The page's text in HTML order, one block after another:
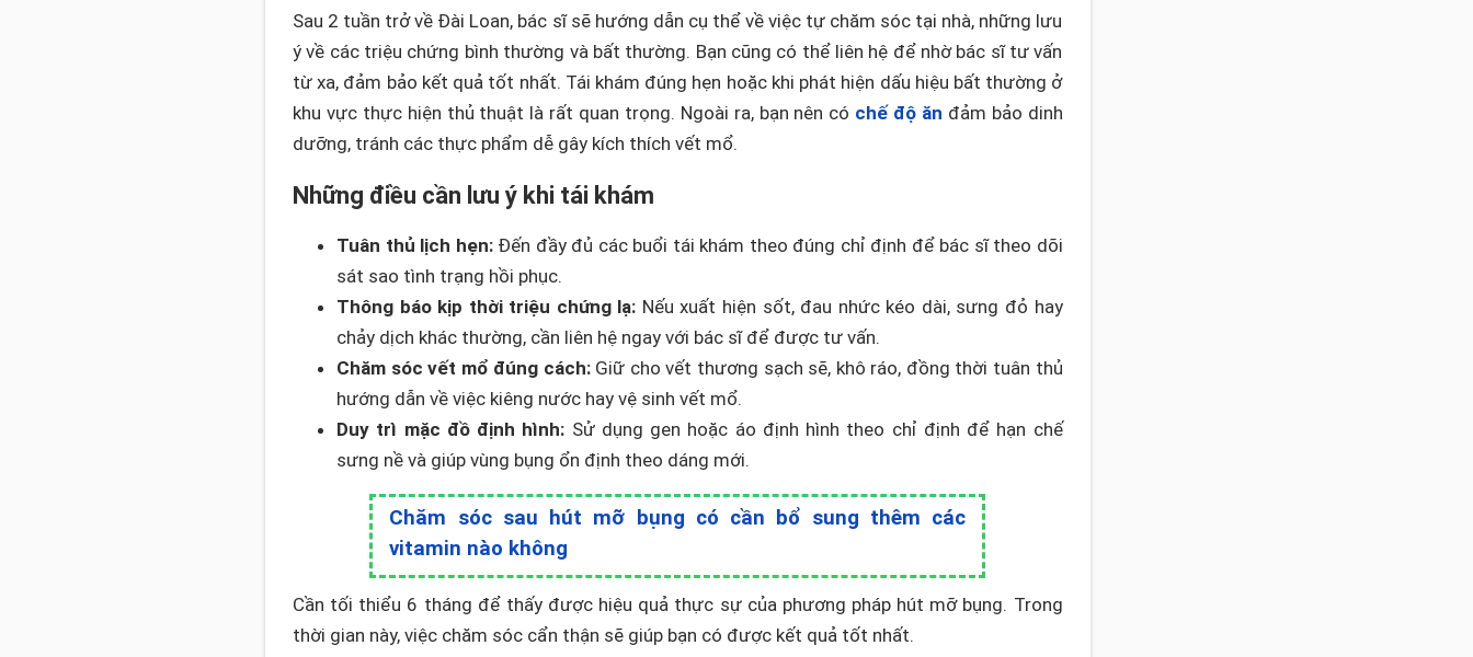
Sau 2 tuần trở về Đài Loan, bác sĩ sẽ hướng dẫn cụ thể về việc tự chăm sóc tại nhà, những lưu
ý về các triệu chứng bình thường và bất thường. Bạn cũng có thể liên hệ để nhờ bác sĩ tư vấn
từ xa, đảm bảo kết quả tốt nhất. Tái khám đúng hẹn hoặc khi phát hiện dấu hiệu bất thường ở
khu vực thực hiện thủ thuật là rất quan trọng. Ngoài ra, bạn nên có chế độ ăn đảm bảo dinh
dưỡng, tránh các thực phẩm dễ gây kích thích vết mổ.
Những điều cần lưu ý khi tái khám
Tuân thủ lịch hẹn:Đến đầy đủ các buổi tái khám theo đúng chỉ định để bác sĩ theo dõi
sát sao tình trạng hồi phục.
Thông báo kịp thời triệu chứng lạ: Nếu xuất hiện sốt, đau nhức kéo dài, sưng đỏ hay
chảy dịch khác thường, cần liên hệ ngay với bác sĩ để được tư vấn.
Chăm sóc vết mổ đúng cách:Giữ cho vết thương sạch sẽ, khô ráo, đồng thời tuân thủ
hướng dẫn về việc kiêng nước hay vệ sinh vết mổ.
Duy trì mặc đồ định hình: Sử dụng gen hoặc áo định hình theo chỉ định để hạn chế
sưng nề và giúp vùng bụng ổn định theo dáng mới.
Chăm sóc sau hút mỡ bụng có cần bổ sung thêm các
vitamin nào không
Cần tối thiểu 6 tháng để thấy được hiệu quả thực sự của phương pháp hút mỡ bụng. Trong
thời gian này, việc chăm sóc cẩn thận sẽ giúp bạn có được kết quả tốt nhất.